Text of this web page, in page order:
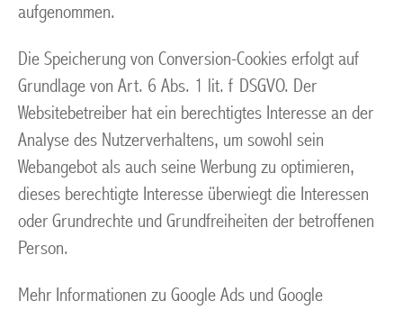
aufgenommen.
Die Speicherung von Conversion-Cookies erfolgt auf
Grundlage von Art. 6 Abs. 1 lit. f DSGVO. Der
Websitebetreiber hat ein berechtigtes Interesse an der
Analyse des Nutzerverhaltens, um sowohl sein
Webangebot als auch seine Werbung zu optimieren,
dieses berechtigte Interesse überwiegt die Interessen
oder Grundrechte und Grundfreiheiten der betroffenen
Person.
Mehr Informationen zu Google Ads und Google